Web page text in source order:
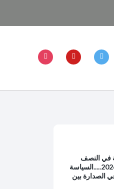
في النصف
الأول من 2026.....السياسة
الصدارة بين